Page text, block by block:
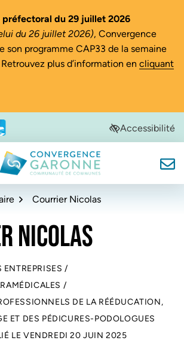
préfectoral du 29 juillet 2026
du 26 juillet 2026), Convergence
son programme CAP33 de la semaine
plus d’information en cliquant
nouvel onglet)
un nouvel onglet)
dans un nouvel onglet)
dans un nouvel onglet)
dans un nouvel onglet)Accessibilité
Convergence Garonne
Courrier Nicolas
NICOLAS
/
/
DE LA RÉÉDUCATION,
ET DES PÉDICURES-PODOLOGUES
LE VENDREDI 20 JUIN 2025